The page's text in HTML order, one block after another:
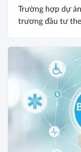
Trường hợp dự
trương đầu tư